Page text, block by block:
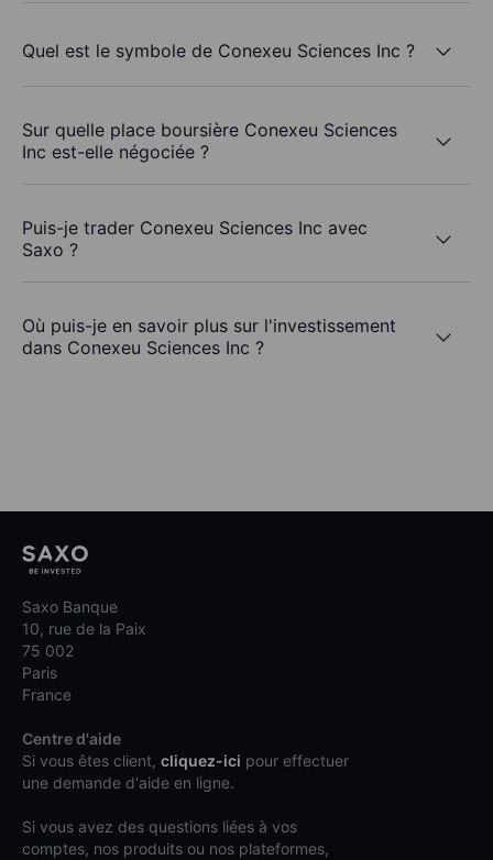
Quel est le symbole de Conexeu Sciences Inc ?
Sur quelle place boursière Conexeu Sciences
Inc est-elle négociée ?
Puis-je trader Conexeu Sciences Inc avec
Saxo ?
Où puis-je en savoir plus sur l'investissement
dans Conexeu Sciences Inc ?
Saxo Banque
10, rue de la Paix
75 002
Paris
France
Centre d'aide
Si vous êtes client, cliquez-ici pour effectuer
une demande d'aide en ligne.
Si vous avez des questions liées à vos
comptes, nos produits ou nos plateformes,